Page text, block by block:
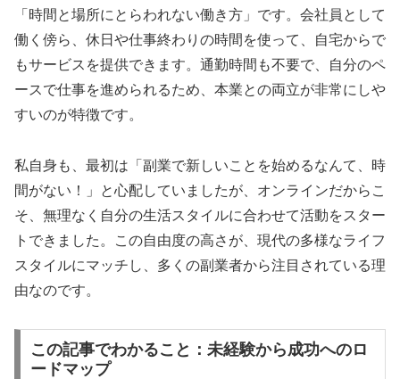
「時間と場所にとらわれない働き方」です。会社員として
働く傍ら、休日や仕事終わりの時間を使って、自宅からで
もサービスを提供できます。通勤時間も不要で、自分のペ
ースで仕事を進められるため、本業との両立が非常にしや
すいのが特徴です。
私自身も、最初は「副業で新しいことを始めるなんて、時
間がない！」と心配していましたが、オンラインだからこ
そ、無理なく自分の生活スタイルに合わせて活動をスター
トできました。この自由度の高さが、現代の多様なライフ
スタイルにマッチし、多くの副業者から注目されている理
由なのです。
この記事でわかること：未経験から成功へのロ
ードマップ